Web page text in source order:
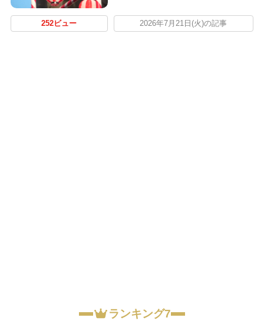
252ビュー 2026年7月21日(火)の記事
ランキング7